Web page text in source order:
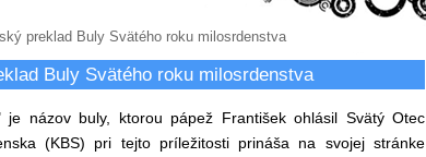
preklad Buly Svätého roku milosrdenstva
Buly Svätého roku milosrdenstva
je názov buly, ktorou pápež František ohlásil Svätý Otec
(KBS) pri tejto príležitosti prináša na svojej stránke